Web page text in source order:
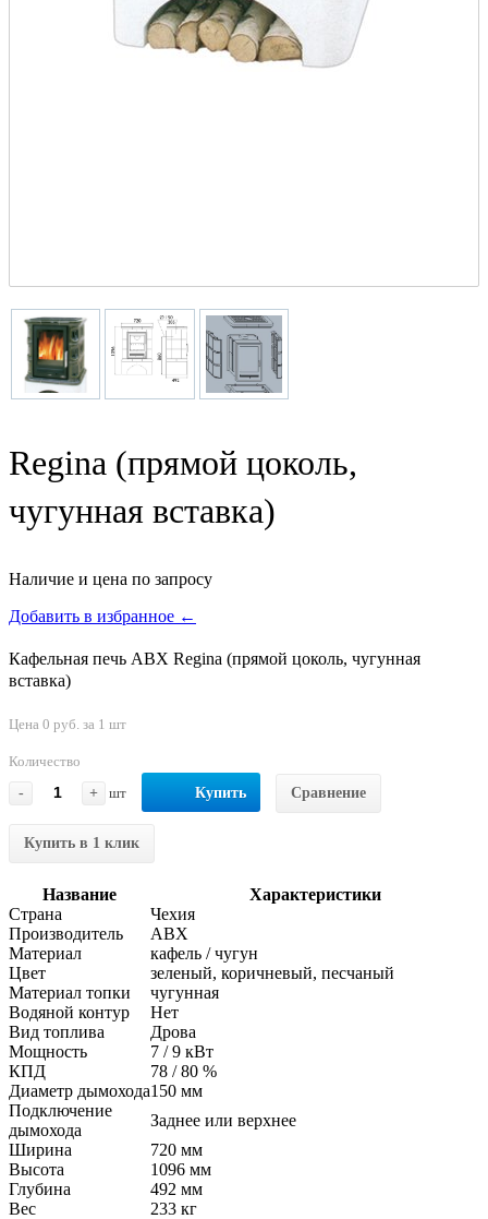
Regina (прямой цоколь,
чугунная вставка)
Наличие и цена по запросу
Добавить в избранное ←
Кафельная печь ABX Regina (прямой цоколь, чугунная
вставка)
Цена 0 руб. за 1 шт
Количество
-
+ шт Купить Сравнение
Купить в 1 клик
Название
Характеристики
Страна
Чехия
Производитель
ABX
Материал
кафель / чугун
Цвет
зеленый, коричневый, песчаный
Материал топки
чугунная
Водяной контур
Нет
Вид топлива
Дрова
Мощность
7 / 9 кВт
КПД
78 / 80 %
Диаметр дымохода150 мм
Подключение
дымохода
Заднее или верхнее
Ширина
720 мм
Высота
1096 мм
Глубина
492 мм
Вес
233 кг